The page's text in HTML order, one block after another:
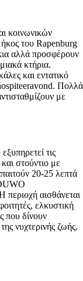
κοινωνικών
του Rapenburg
αλλά προσφέρουν
κτήρια.
και εντατικό
Πολλά
με
τις
στούντιο με
20-25 λεπτά
αισθάνεται
ελκυστική
που δίνουν
νυχτερινής ζωής.